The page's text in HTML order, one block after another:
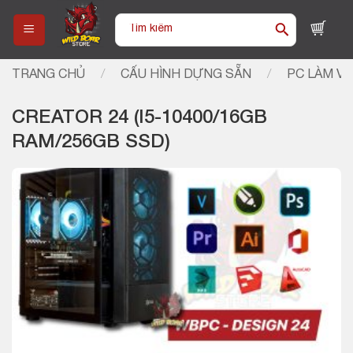
content
Tìm
TRANG CHỦ / CẤU HÌNH DỰNG SẴN / PC LÀM
CREATOR 24 (I5-10400/16GB
RAM/256GB SSD)